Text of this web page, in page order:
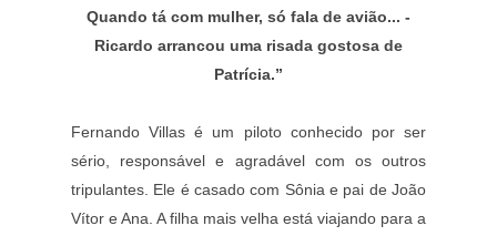
Quando tá com mulher, só fala de avião... -
Ricardo arrancou uma risada gostosa de
Patrícia.”
Fernando Villas é um piloto conhecido por ser
sério, responsável e agradável com os outros
tripulantes. Ele é casado com Sônia e pai de João
Vítor e Ana. A filha mais velha está viajando para a